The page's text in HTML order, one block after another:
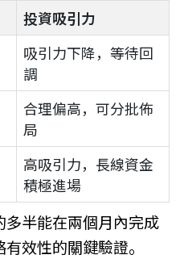
投資吸引力
吸引力下降，等待回
調
合理偏高，可分批佈
局
高吸引力，長線資金
積極進場
半能在兩個月內完成
效性的關鍵驗證。